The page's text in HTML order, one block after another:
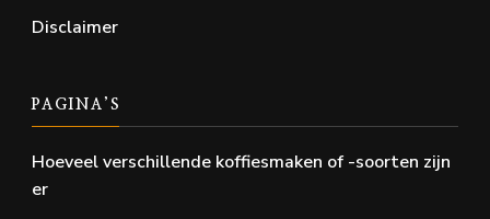
Disclaimer
PAGINA’S
Hoeveel verschillende koffiesmaken of -soorten zijn
er